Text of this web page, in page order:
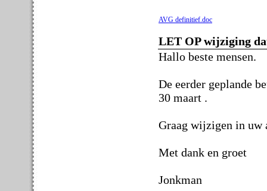
AVG definitief.doc
LET OP wijziging
Hallo beste mensen.
De eerder geplande
30 maart .
Graag wijzigen in uw
Met dank en groet
Jonkman